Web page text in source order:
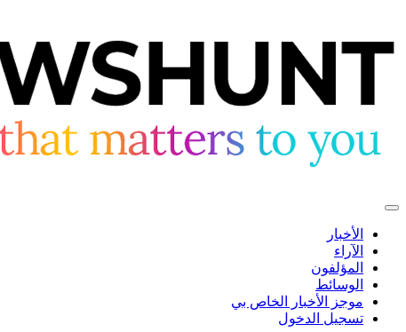
الأخبار
الآراء
المؤلفون
الوسائط
موجز الأخبار الخاص بي
تسجيل الدخول